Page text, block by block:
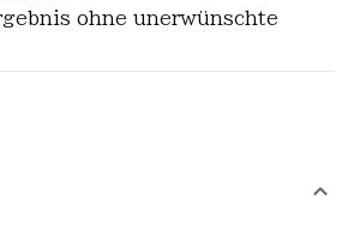
ohne unerwünschte